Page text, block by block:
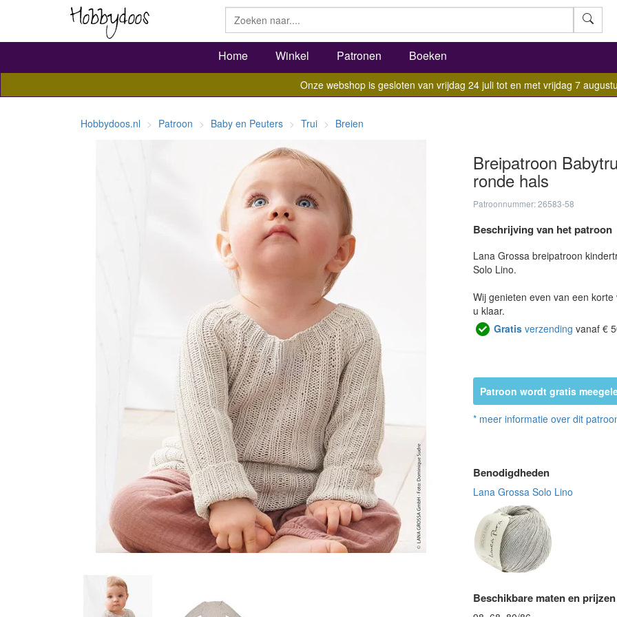
Home Winkel Patronen Boeken
Onze webshop is gesloten van vrijdag 24 juli tot en met vrijdag 7
Hobbydoos.nl Patroon Baby en Peuters Trui Breien
Breipatroon
ronde hals
Patroonnummer: 26583-58
Beschrijving van het patroon
Lana Grossa breipatroon
Solo Lino.
Wij genieten even van een
u klaar.
Gratis verzending vanaf €
Patroon wordt gratis
* meer informatie over dit
Benodigdheden
Lana Grossa Solo Lino
Beschikbare maten en prijzen